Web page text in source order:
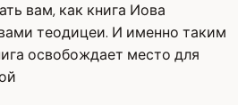
вам, как книга Иова
теодицеи. И именно таким
освобождает место для